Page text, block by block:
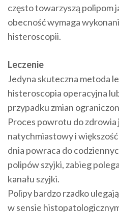
często towarzyszą polipom
obecność wymaga
histeroscopii.
Leczenie
Jedyna skuteczna metoda
histeroscopia operacyjna
przypadku zmian
Proces powrotu do zdrowia
natychmiastowy i
dnia powraca do
polipów szyjki, zabieg
kanału szyjki.
Polipy bardzo rzadko
w sensie